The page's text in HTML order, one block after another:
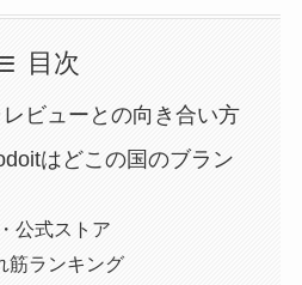
目次
レビューとの向き合い方
はどこの国のブラン
公式ストア
筋ランキング